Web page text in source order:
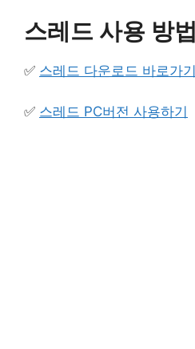
스레드 사용 방법
✅ 스레드 다운로드 바로가기
✅ 스레드 PC버전 사용하기